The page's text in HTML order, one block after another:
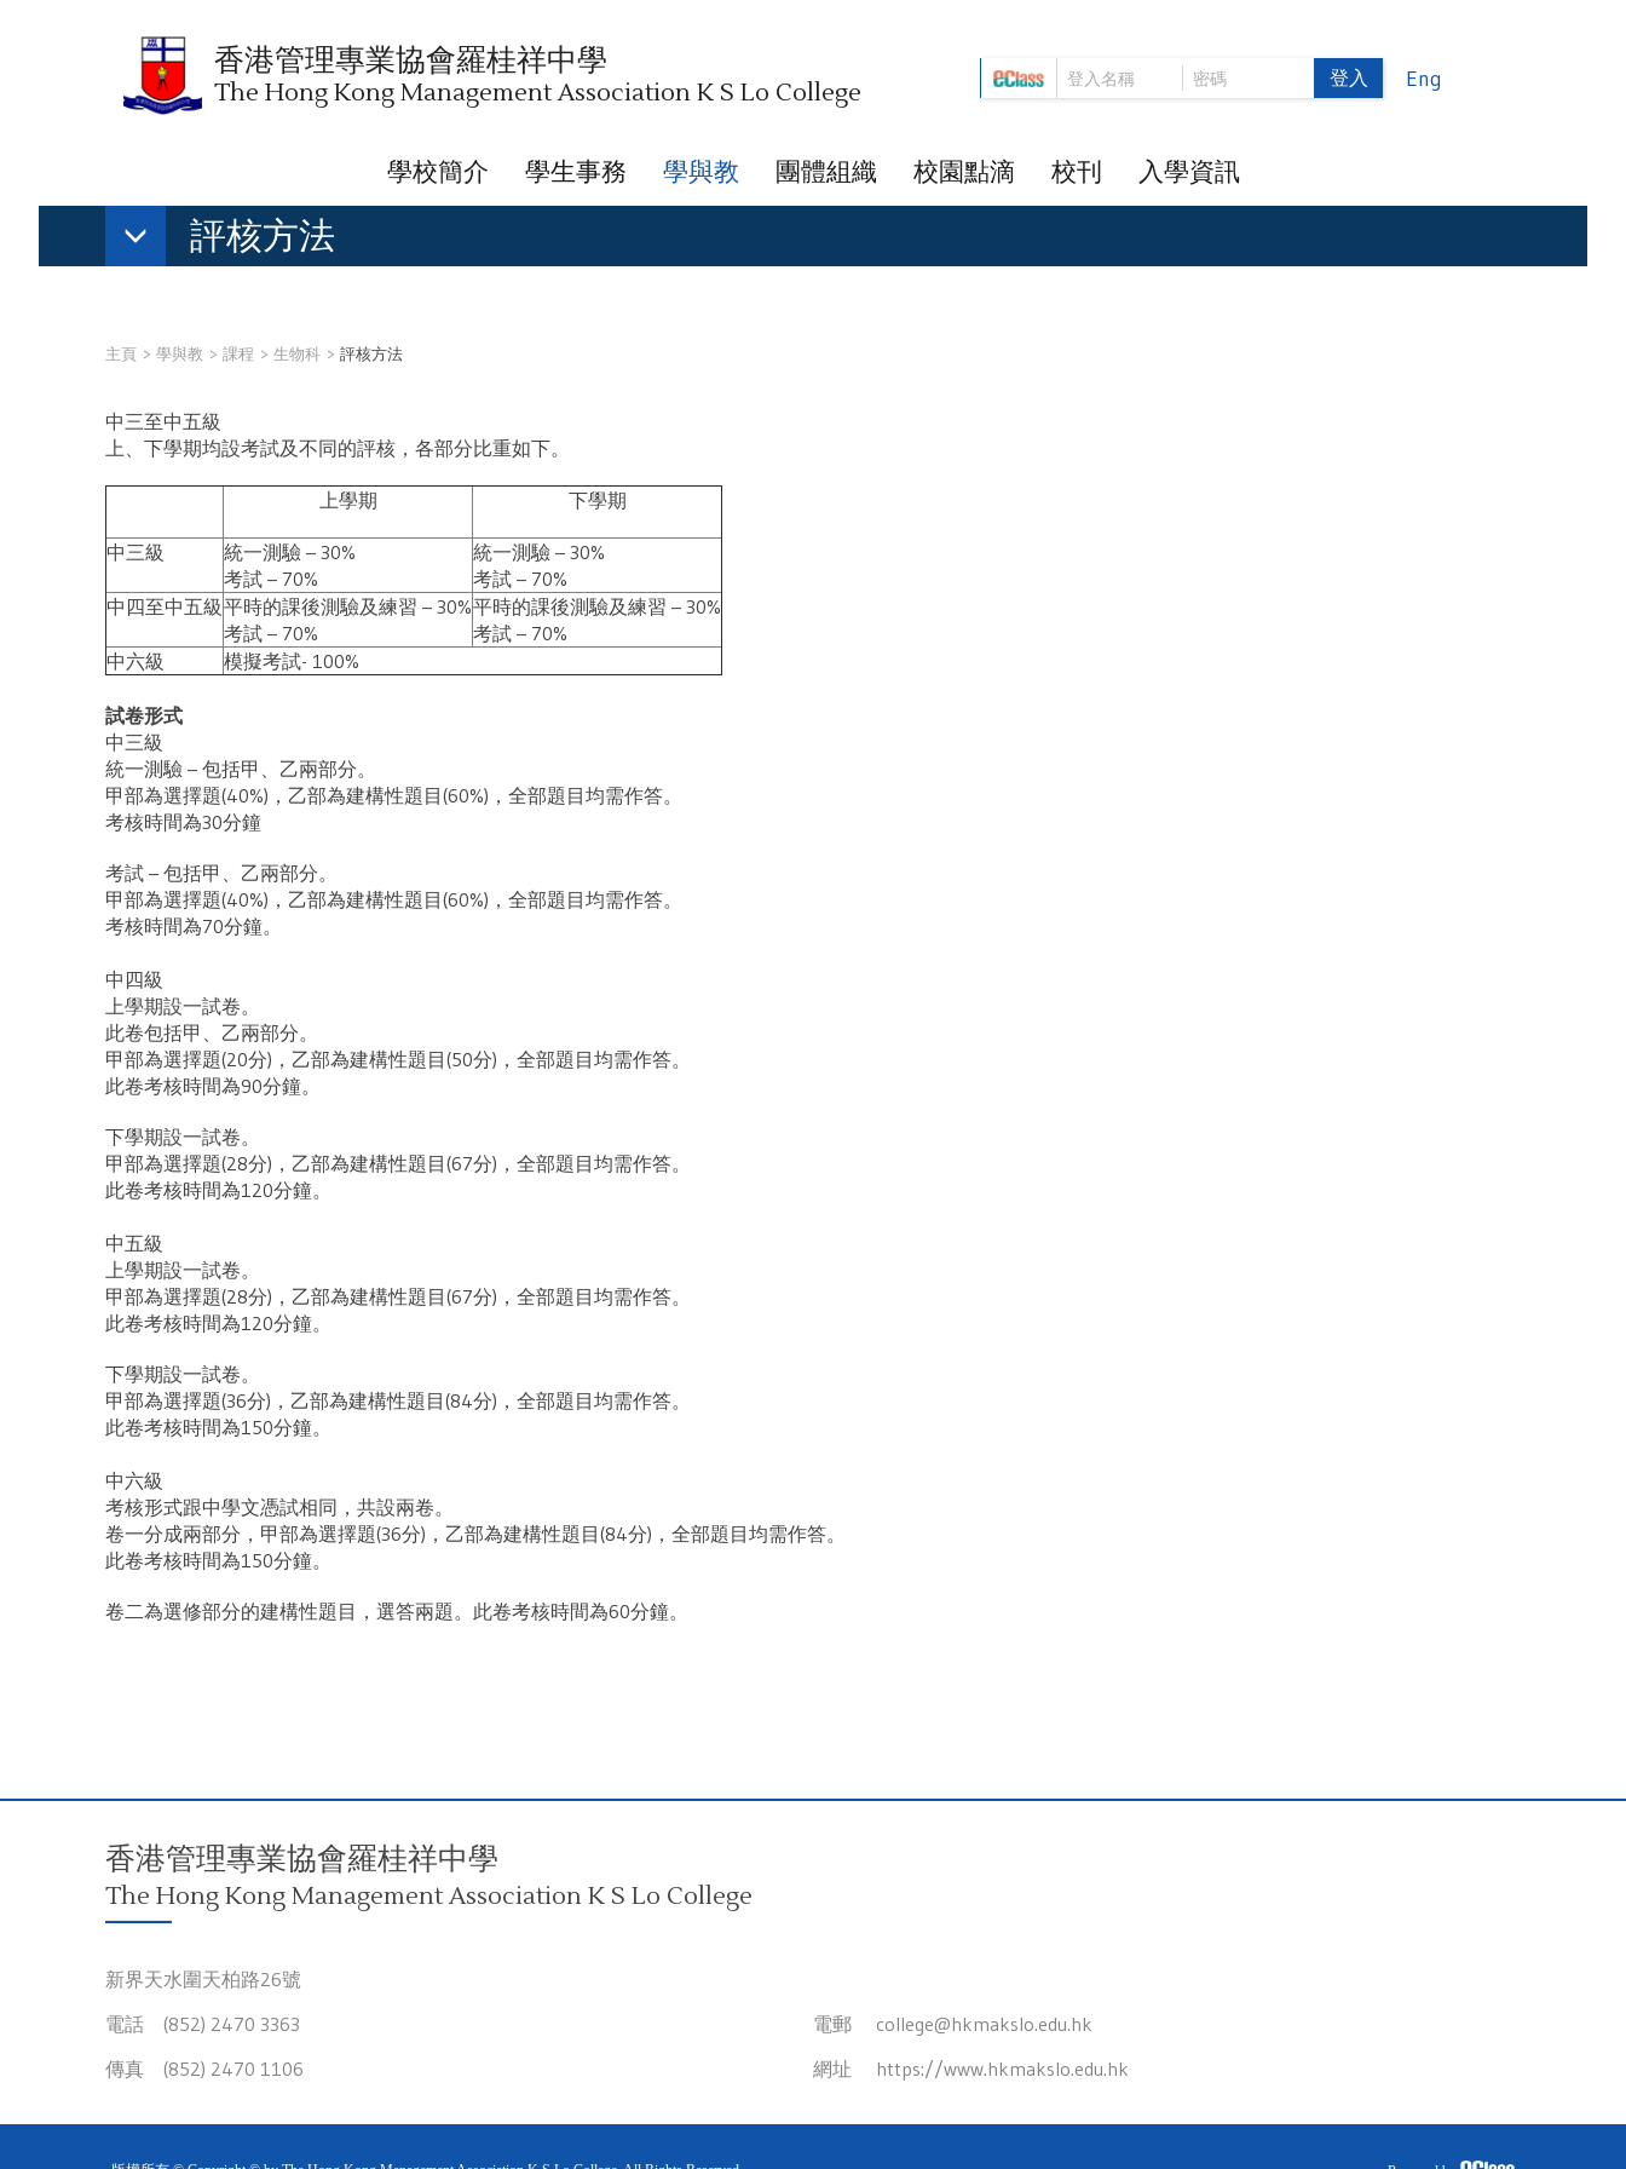
香港管理專業協會羅桂祥中學
The Hong Kong Management Association K S Lo College 登入 Eng
學校簡介 學生事務 學與教 團體組織 校園點滴 校刊 入學資訊
評核方法
主頁 學與教 課程 生物科 評核方法
中三至中五級
上、下學期均設考試及不同的評核，各部分比重如下。
上學期 下學期
中三級
統一測驗 – 30%
考試 – 70%
統一測驗 – 30%
考試 – 70%
中四至中五級平時的課後測驗及練習 – 30%
考試 – 70%
平時的課後測驗及練習 – 30%
考試 – 70%
中六級
模擬考試- 100%
試卷形式
中三級
統一測驗 – 包括甲、乙兩部分。
甲部為選擇題(40%)，乙部為建構性題目(60%)，全部題目均需作答。
考核時間為30分鐘
考試 – 包括甲、乙兩部分。
甲部為選擇題(40%)，乙部為建構性題目(60%)，全部題目均需作答。
考核時間為70分鐘。
中四級
上學期設一試卷。
此卷包括甲、乙兩部分。
甲部為選擇題(20分)，乙部為建構性題目(50分)，全部題目均需作答。
此卷考核時間為90分鐘。
下學期設一試卷。
甲部為選擇題(28分)，乙部為建構性題目(67分)，全部題目均需作答。
此卷考核時間為120分鐘。
中五級
上學期設一試卷。
甲部為選擇題(28分)，乙部為建構性題目(67分)，全部題目均需作答。
此卷考核時間為120分鐘。
下學期設一試卷。
甲部為選擇題(36分)，乙部為建構性題目(84分)，全部題目均需作答。
此卷考核時間為150分鐘。
中六級
考核形式跟中學文憑試相同，共設兩卷。
卷一分成兩部分，甲部為選擇題(36分)，乙部為建構性題目(84分)，全部題目均需作答。
此卷考核時間為150分鐘。
卷二為選修部分的建構性題目，選答兩題。此卷考核時間為60分鐘。
香港管理專業協會羅桂祥中學
The Hong Kong Management Association K S Lo College
新界天水圍天柏路26號
電話 (852) 2470 3363
傳真 (852) 2470 1106
電郵 college@hkmakslo.edu.hk
網址 https://www.hkmakslo.edu.hk